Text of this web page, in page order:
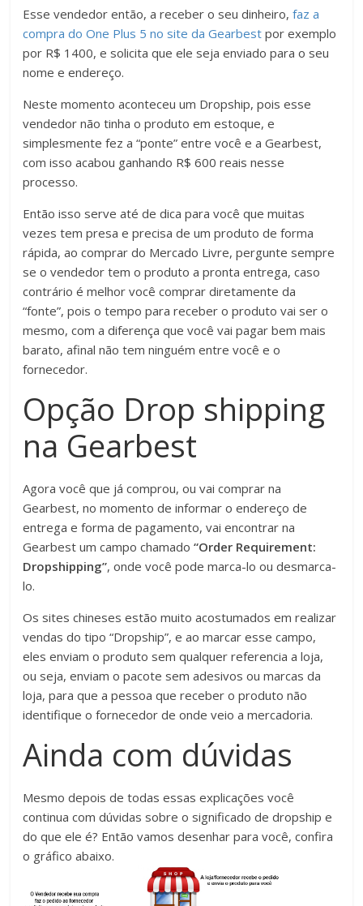
Esse vendedor então, a receber o seu dinheiro,faz a
compra do One Plus 5 no site da Gearbest por exemplo
por R$ 1400, e solicita que ele seja enviado para o seu
nome e endereço.
Neste momento aconteceu um Dropship, pois esse
vendedor não tinha o produto em estoque, e
simplesmente fez a “ponte” entre você e a Gearbest,
com isso acabou ganhando R$ 600 reais nesse
processo.
Então isso serve até de dica para você que muitas
vezes tem presa e precisa de um produto de forma
rápida, ao comprar do Mercado Livre, pergunte sempre
se o vendedor tem o produto a pronta entrega, caso
contrário é melhor você comprar diretamente da
“fonte”, pois o tempo para receber o produto vai ser o
mesmo, com a diferença que você vai pagar bem mais
barato, afinal não tem ninguém entre você e o
fornecedor.
Opção Drop shipping
na Gearbest
Agora você que já comprou, ou vai comprar na
Gearbest, no momento de informar o endereço de
entrega e forma de pagamento, vai encontrar na
Gearbest um campo chamado“Order Requirement:
Dropshipping”, onde você pode marca-lo ou desmarca-
lo.
Os sites chineses estão muito acostumados em realizar
vendas do tipo “Dropship”, e ao marcar esse campo,
eles enviam o produto sem qualquer referencia a loja,
ou seja, enviam o pacote sem adesivos ou marcas da
loja, para que a pessoa que receber o produto não
identifique o fornecedor de onde veio a mercadoria.
Ainda com dúvidas
Mesmo depois de todas essas explicações você
continua com dúvidas sobre o significado de dropship e
do que ele é? Então vamos desenhar para você, confira
o gráfico abaixo.